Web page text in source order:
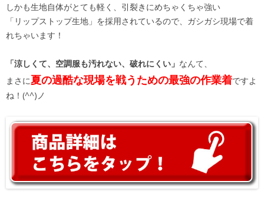
しかも生地自体がとても軽く、引裂きにめちゃくちゃ強い
「リップストップ生地」を採用されているので、ガシガシ現場で着
れちゃいます！
「涼しくて、空調服も汚れない、破れにくい」 なんて、
まさに夏の過酷な現場を戦うための最強の作業着ですよ
ね！(^^)ノ